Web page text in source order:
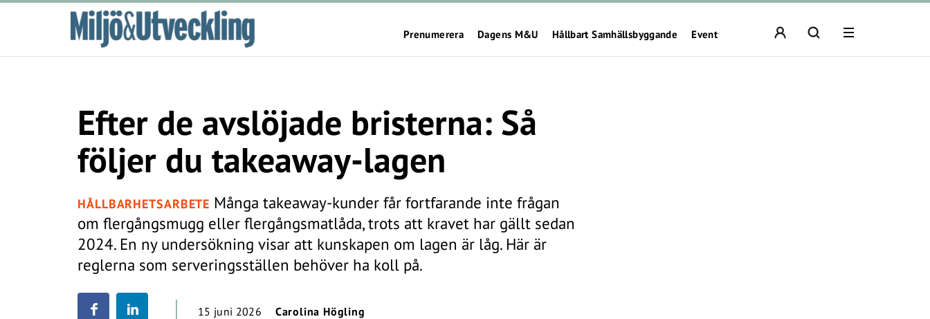
Prenumerera Dagens M&U Hållbart Samhällsbyggande Event
Efter de avslöjade bristerna: Så
följer du takeaway-lagen
HÅLLBARHETSARBETE Många takeaway-kunder får fortfarande inte frågan
om flergångsmugg eller flergångsmatlåda, trots att kravet har gällt sedan
2024. En ny undersökning visar att kunskapen om lagen är låg. Här är
reglerna som serveringsställen behöver ha koll på.
15 juni 2026 Carolina Högling